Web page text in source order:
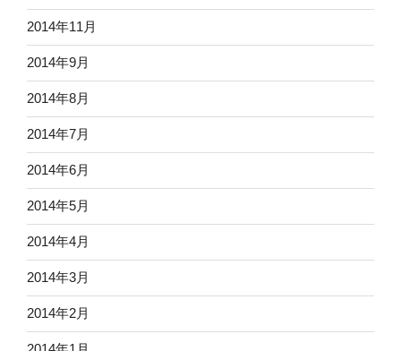
2014年11月
2014年9月
2014年8月
2014年7月
2014年6月
2014年5月
2014年4月
2014年3月
2014年2月